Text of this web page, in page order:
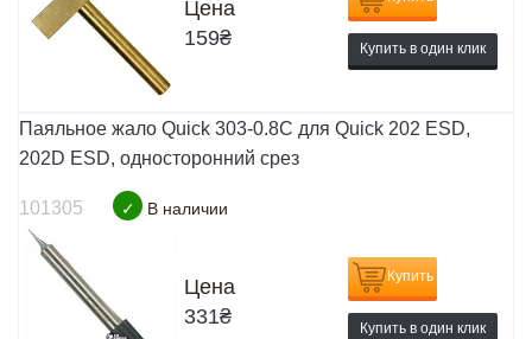
Цена
159₴ Купить в один клик
Паяльное жало Quick 303-0.8C для Quick 202 ESD,
202D ESD, односторонний срез
101305 ✓ В наличии
Цена
331₴
Купить
Купить в один клик